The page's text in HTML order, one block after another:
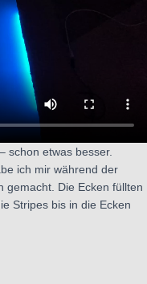
schon etwas besser.
ich mir während der
gemacht. Die Ecken füllten
Stripes bis in die Ecken